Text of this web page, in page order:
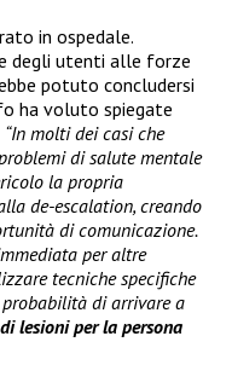
in ospedale.
degli utenti alle forze
potuto concludersi
ha voluto spiegate
“In molti dei casi che
di salute mentale
la propria
de-escalation, creando
di comunicazione.
per altre
tecniche specifiche
di arrivare a
lesioni per la persona